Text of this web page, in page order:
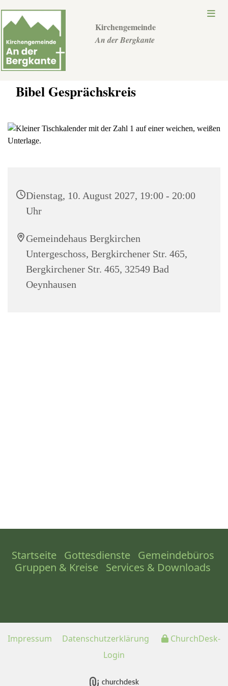
Kirchengemeinde
An der Bergkante
Bibel Gesprächskreis
Dienstag, 10. August 2027, 19:00 - 20:00
Uhr
Gemeindehaus Bergkirchen
Untergeschoss, Bergkirchener Str. 465,
Bergkirchener Str. 465, 32549 Bad
Oeynhausen
Startseite Gottesdienste
Gemeindebüros
Gruppen & Kreise Services & Downloads
Impressum Datenschutzerklärung
ChurchDesk-
Login